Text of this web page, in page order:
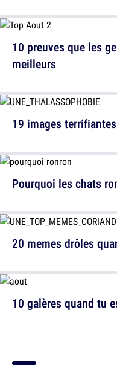
19 images
20 memes drôles
10 preuves que les
meilleurs
Pourquoi les chats
10 galères quand tu